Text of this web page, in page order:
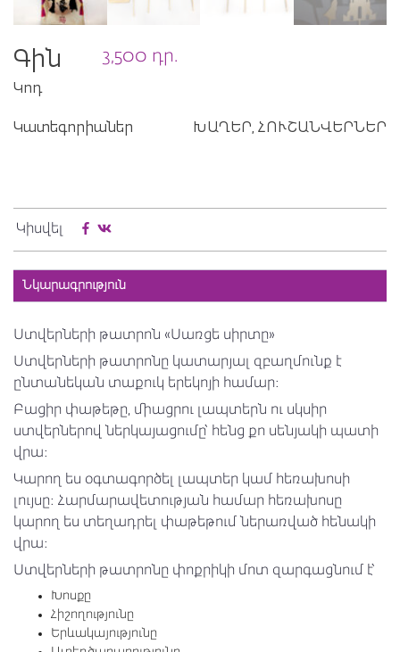
3,500 դր.
Գին
Կոդ
Կատեգորիաներ ԽԱՂԵՐ, ՀՈՒՇԱՆՎԵՐՆԵՐ
Կիսվել
Նկարագրություն
Ստվերների թատրոն «Սառցե սիրտը»
Ստվերների թատրոնը կատարյալ զբաղմունք է
ընտանեկան տաքուկ երեկոյի համար։
Բացիր փաթեթը, միացրու լապտերն ու սկսիր
ստվերներով ներկայացումը՝ հենց քո սենյակի պատի
վրա։
Կարող ես օգտագործել լապտեր կամ հեռախոսի
լույսը։ Հարմարավետության համար հեռախոսը
կարող ես տեղադրել փաթեթում ներառված հենակի
վրա։
Ստվերների թատրոնը փոքրիկի մոտ զարգացնում է՝
Խոսքը
Հիշողությունը
Երևակայությունը